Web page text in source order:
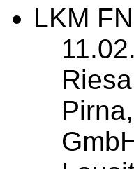
LKM